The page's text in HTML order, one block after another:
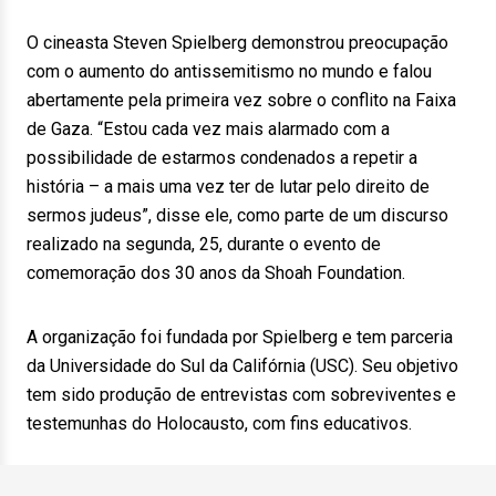
O cineasta Steven Spielberg demonstrou preocupação
com o aumento do antissemitismo no mundo e falou
abertamente pela primeira vez sobre o conflito na Faixa
de Gaza. “Estou cada vez mais alarmado com a
possibilidade de estarmos condenados a repetir a
história – a mais uma vez ter de lutar pelo direito de
sermos judeus”, disse ele, como parte de um discurso
realizado na segunda, 25, durante o evento de
comemoração dos 30 anos da Shoah Foundation.
A organização foi fundada por Spielberg e tem parceria
da Universidade do Sul da Califórnia (USC). Seu objetivo
tem sido produção de entrevistas com sobreviventes e
testemunhas do Holocausto, com fins educativos.